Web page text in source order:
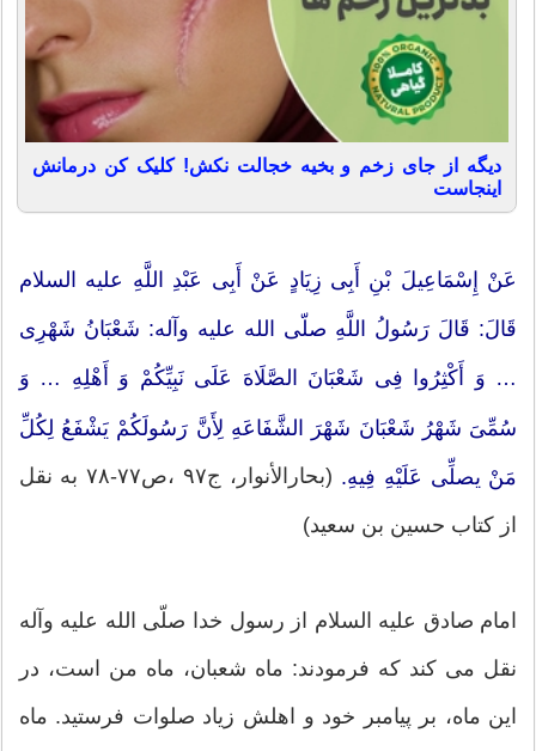
دیگه از جای زخم و بخیه خجالت نکش! کلیک کن درمانش
اینجاست
عَنْ إِسْمَاعِیلَ بْنِ أَبِی زِیَادٍ عَنْ أَبِی عَبْدِ اللَّهِ علیه السلام
قَالَ: قَالَ رَسُولُ اللَّهِ صلّی الله علیه وآله: شَعْبَانُ شَهْرِی
… وَ أَکْثِرُوا فِی شَعْبَانَ الصَّلَاهَ عَلَى نَبِیِّکُمْ وَ أَهْلِهِ … وَ
سُمِّیَ شَهْرُ شَعْبَانَ شَهْرَ الشَّفَاعَهِ لِأَنَّ رَسُولَکُمْ یَشْفَعُ لِکُلِّ
مَنْ یصلِّی عَلَیْهِ فِیهِ. (بحارالأنوار، ج۹۷ ،ص۷۷-۷۸ به نقل
از کتاب حسین بن سعید)
امام صادق علیه السلام از رسول خدا صلّی الله علیه وآله
نقل می کند که فرمودند: ماه شعبان، ماه من است، در
این ماه، بر پیامبر خود و اهلش زیاد صلوات فرستید. ماه